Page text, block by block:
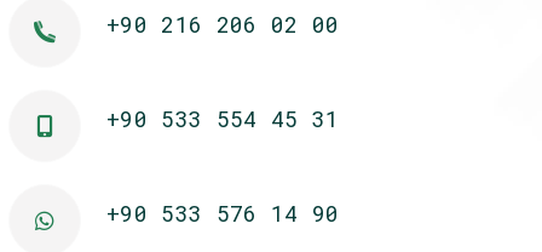
+90 216 206 02 00
+90 533 554 45 31
+90 533 576 14 90